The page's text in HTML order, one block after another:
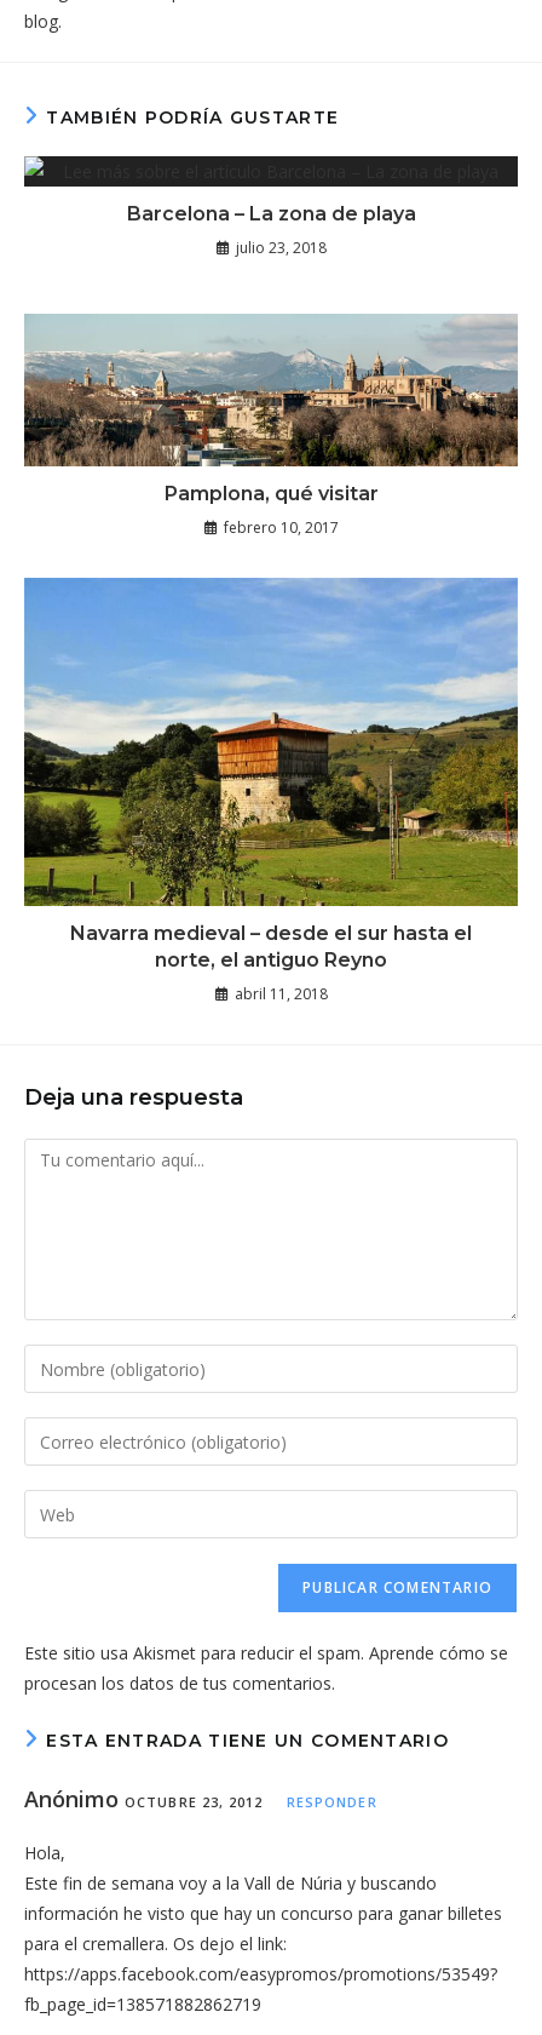
blog.
TAMBIÉN PODRÍA GUSTARTE
Barcelona – La zona de playa
julio 23, 2018
Pamplona, qué visitar
febrero 10, 2017
Navarra medieval – desde el sur hasta el
norte, el antiguo Reyno
abril 11, 2018
Deja una respuesta
Comentario
Introduce
tu
nombre
de
usuario
Introduce
tu
dirección
de
comentar
Introduce
la
web
(opcional)
Este sitio usa Akismet para reducir el spam. Aprende cómo se
procesan los datos de tus comentarios.
ESTA ENTRADA TIENE UN COMENTARIO
Anónimo OCTUBRE 23, 2012 RESPONDER
Hola,
Este fin de semana voy a la Vall de Núria y buscando
información he visto que hay un concurso para ganar billetes
para el cremallera. Os dejo el link:
https://apps.facebook.com/easypromos/promotions/53549?
fb_page_id=138571882862719